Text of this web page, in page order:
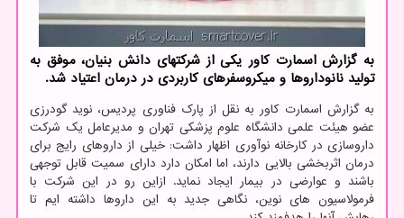
به گزارش اسمارت کاور یکی از شرکتهای دانش بنیان، موفق به
تولید نانوداروها و میکروسفرهای کاربردی در درمان اعتیاد شد.
به گزارش اسمارت کاور به نقل از پارک فناوری پردیس، نوید گودرزی
عضو هیئت علمی دانشگاه علوم پزشکی تهران و مدیرعامل یک شرکت
داروسازی در کارخانه نوآوری اظهار داشت: خیلی از داروهای رایج برای
درمان اثربخشی بالایی دارند، اما امکان دارد دارای سمیت قابل توجهی
باشند و عوارضی در بیمار ایجاد نماید. ازاین رو در این شرکت با
فرمولاسیون های نوین، نگاهی جدید به این داروها داشته ایم تا